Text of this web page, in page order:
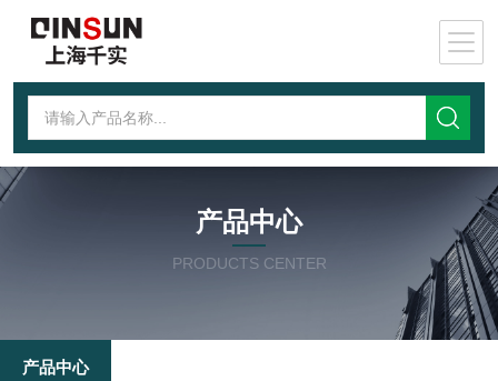
产品中心
PRODUCTS CENTER
产品中心